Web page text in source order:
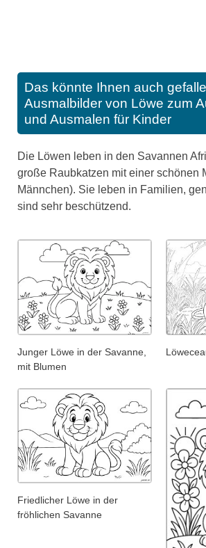
Das könnte Ihnen auch
Ausmalbilder von Löwe zum
und Ausmalen für Kinder
Die Löwen leben in den Savannen
große Raubkatzen mit einer schönen
Männchen). Sie leben in Familien,
sind sehr beschützend.
Junger Löwe in der Savanne,
mit Blumen
Friedlicher Löwe in der
fröhlichen Savanne